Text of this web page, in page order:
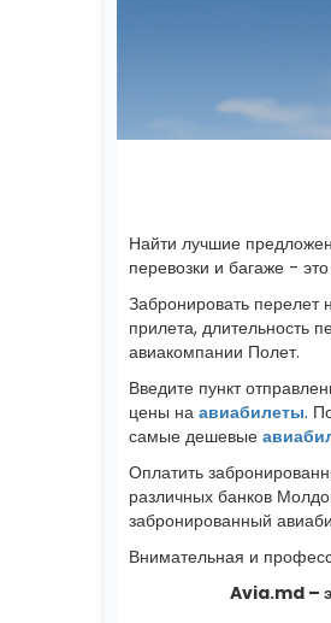
Найти лучшие
перевозки и багаже -
Забронировать перелет
прилета, длительность
авиакомпании Полет.
Введите пункт
цены на авиабилеты.
самые дешевые
Оплатить
различных банков
забронированный
Внимательная и
Avia.md –